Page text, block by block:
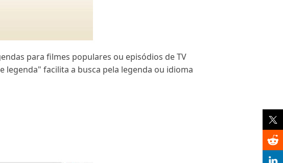
para filmes populares ou episódios de TV
legenda" facilita a busca pela legenda ou idioma